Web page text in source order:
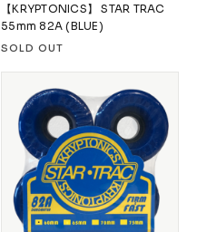
【KRYPTONICS】 STAR TRAC
55mm 82A (BLUE)
SOLD OUT